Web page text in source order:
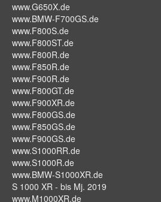
www.G650X.de
www.BMW-F700GS.de
www.F800S.de
www.F800ST.de
www.F800R.de
www.F850R.de
www.F900R.de
www.F800GT.de
www.F900XR.de
www.F800GS.de
www.F850GS.de
www.F900GS.de
www.S1000RR.de
www.S1000R.de
www.BMW-S1000XR.de
S 1000 XR - bis Mj. 2019
www.M1000XR.de